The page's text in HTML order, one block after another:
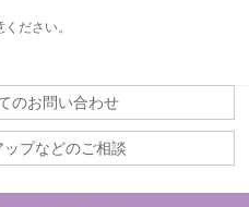
ださい。
のお問い合わせ
プなどのご相談